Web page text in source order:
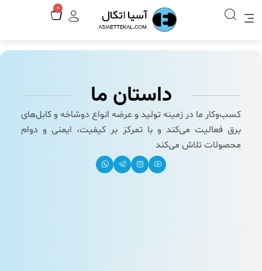
0
سبد
خرید
داستان ما
کسب‌وکار ما در زمینه تولید و عرضه انواع دوشاخه و کابل‌های
برق فعالیت می‌کند و با تمرکز بر کیفیت، ایمنی و دوام
محصولات تلاش می‌کند